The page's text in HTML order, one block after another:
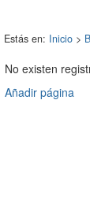
Estás en: Inicio>
No existen
Añadir página